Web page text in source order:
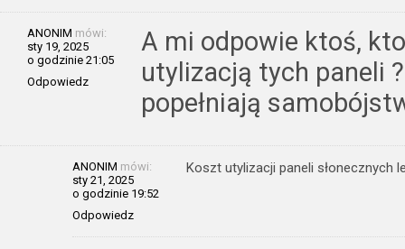
ANONIM mówi:
sty 19, 2025
o godzinie 21:05
Odpowiedz
A mi odpowie ktoś,
utylizacją tych paneli
popełniają
ANONIM mówi:
sty 21, 2025
o godzinie 19:52
Odpowiedz
Koszt utylizacji paneli słonecznych